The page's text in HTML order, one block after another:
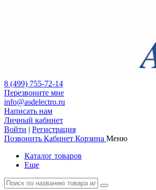
8 (499) 755-72-14
Перезвоните мне
info@asdelectro.ru
Написать нам
Личный кабинет
Войти | Регистрация
Позвонить Кабинет Корзина Меню
Каталог товаров
Еще